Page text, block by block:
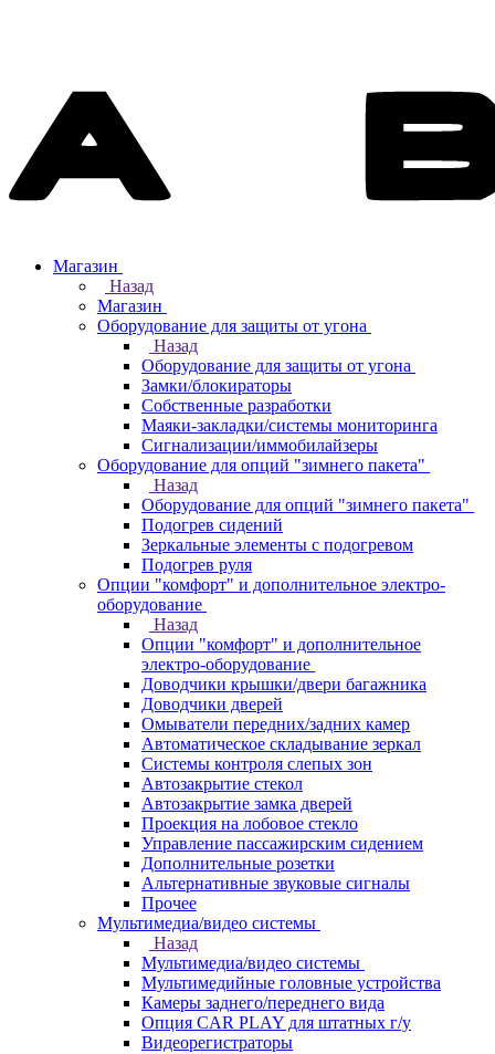
Магазин
Назад
Магазин
Оборудование для защиты от угона
Назад
Оборудование для защиты от угона
Замки/блокираторы
Собственные разработки
Маяки-закладки/системы мониторинга
Сигнализации/иммобилайзеры
Оборудование для опций "зимнего пакета"
Назад
Оборудование для опций "зимнего пакета"
Подогрев сидений
Зеркальные элементы с подогревом
Подогрев руля
Опции "комфорт" и дополнительное электро-
оборудование
Назад
Опции "комфорт" и дополнительное
электро-оборудование
Доводчики крышки/двери багажника
Доводчики дверей
Омыватели передних/задних камер
Автоматическое складывание зеркал
Системы контроля слепых зон
Автозакрытие стекол
Автозакрытие замка дверей
Проекция на лобовое стекло
Управление пассажирским сидением
Дополнительные розетки
Альтернативные звуковые сигналы
Прочее
Мультимедиа/видео системы
Назад
Мультимедиа/видео системы
Мультимедийные головные устройства
Камеры заднего/переднего вида
Опция CAR PLAY для штатных г/у
Видеорегистраторы